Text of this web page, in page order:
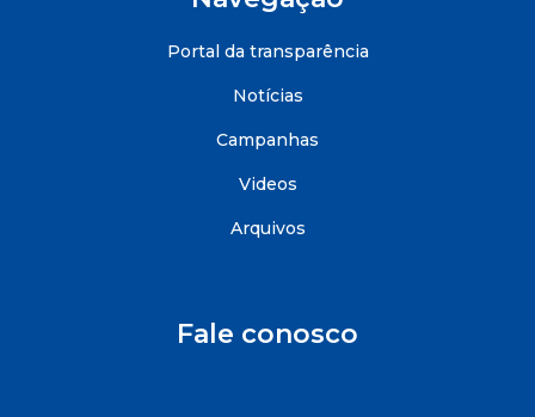
Portal da transparência
Notícias
Campanhas
Videos
Arquivos
Fale conosco